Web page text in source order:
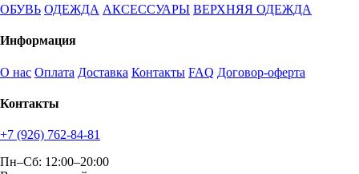
ОБУВЬ ОДЕЖДА АКСЕССУАРЫ ВЕРХНЯЯ ОДЕЖДА
Информация
О нас Оплата Доставка Контакты FAQ Договор-оферта
Контакты
+7 (926) 762-84-81
Пн–Сб: 12:00–20:00